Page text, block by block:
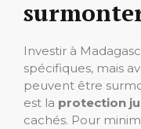
Investir à
spécifiques, mais
peuvent être
est la protection
cachés. Pour